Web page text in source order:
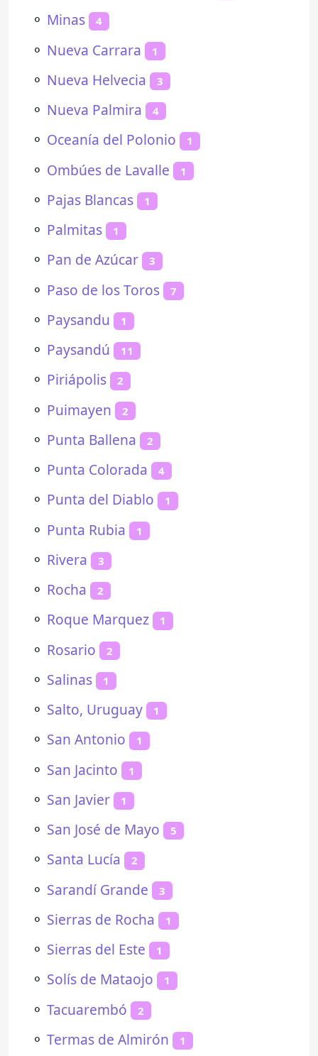
⚬ Minas 4
⚬ Nueva Carrara 1
⚬ Nueva Helvecia 3
⚬ Nueva Palmira 4
⚬ Oceanía del Polonio 1
⚬ Ombúes de Lavalle 1
⚬ Pajas Blancas 1
⚬ Palmitas 1
⚬ Pan de Azúcar 3
⚬ Paso de los Toros 7
⚬ Paysandu 1
⚬ Paysandú 11
⚬ Piriápolis 2
⚬ Puimayen 2
⚬ Punta Ballena 2
⚬ Punta Colorada 4
⚬ Punta del Diablo 1
⚬ Punta Rubia 1
⚬ Rivera 3
⚬ Rocha 2
⚬ Roque Marquez 1
⚬ Rosario 2
⚬ Salinas 1
⚬ Salto, Uruguay 1
⚬ San Antonio 1
⚬ San Jacinto 1
⚬ San Javier 1
⚬ San José de Mayo 5
⚬ Santa Lucía 2
⚬ Sarandí Grande 3
⚬ Sierras de Rocha 1
⚬ Sierras del Este 1
⚬ Solís de Mataojo 1
⚬ Tacuarembó 2
⚬ Termas de Almirón 1